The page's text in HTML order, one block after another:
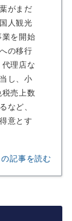
がまだ
人観光
を開始
の移行
理店な
し、小
売上数
など、
意とす
記事を読む